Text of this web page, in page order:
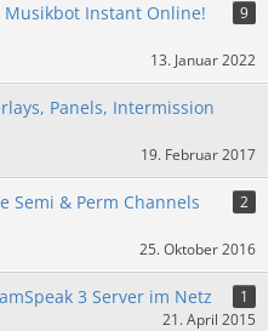
Musikbot Instant Online!
9
13. Januar 2022
Panels, Intermission
19. Februar 2017
Semi & Perm Channels
2
25. Oktober 2016
3 Server im Netz
1
21. April 2015